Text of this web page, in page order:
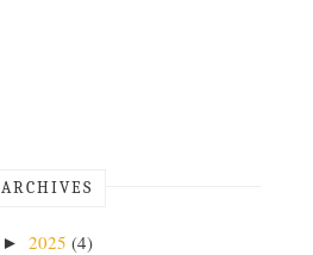
ARCHIVES
► 2025 (4)